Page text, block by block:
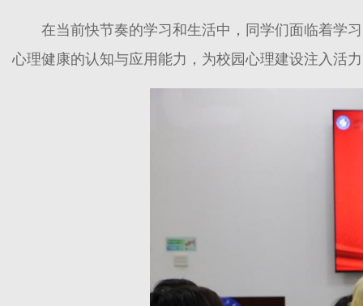
在当前快节奏的学习和生活中，同学们面临着学
心理健康的认知与应用能力，为校园心理建设注入活